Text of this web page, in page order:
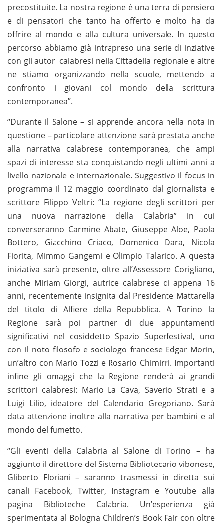
precostituite. La nostra regione è una terra di pensiero
e di pensatori che tanto ha offerto e molto ha da
offrire al mondo e alla cultura universale. In questo
percorso abbiamo già intrapreso una serie di inziative
con gli autori calabresi nella Cittadella regionale e altre
ne stiamo organizzando nella scuole, mettendo a
confronto i giovani col mondo della scrittura
contemporanea”.
“Durante il Salone – si apprende ancora nella nota in
questione – particolare attenzione sarà prestata anche
alla narrativa calabrese contemporanea, che ampi
spazi di interesse sta conquistando negli ultimi anni a
livello nazionale e internazionale. Suggestivo il focus in
programma il 12 maggio coordinato dal giornalista e
scrittore Filippo Veltri: “La regione degli scrittori per
una nuova narrazione della Calabria” in cui
converseranno Carmine Abate, Giuseppe Aloe, Paola
Bottero, Giacchino Criaco, Domenico Dara, Nicola
Fiorita, Mimmo Gangemi e Olimpio Talarico. A questa
iniziativa sarà presente, oltre all’Assessore Corigliano,
anche Miriam Giorgi, autrice calabrese di appena 16
anni, recentemente insignita dal Presidente Mattarella
del titolo di Alfiere della Repubblica. A Torino la
Regione sarà poi partner di due appuntamenti
significativi nel cosiddetto Spazio Superfestival, uno
con il noto filosofo e sociologo francese Edgar Morin,
un’altro con Mario Tozzi e Rosario Chimirri. Importanti
infine gli omaggi che la Regione renderà ai grandi
scrittori calabresi: Mario La Cava, Saverio Strati e a
Luigi Lilio, ideatore del Calendario Gregoriano. Sarà
data attenzione inoltre alla narrativa per bambini e al
mondo del fumetto.
“Gli eventi della Calabria al Salone di Torino – ha
aggiunto il direttore del Sistema Bibliotecario vibonese,
Gliberto Floriani – saranno trasmessi in diretta sui
canali Facebook, Twitter, Instagram e Youtube alla
pagina Biblioteche Calabria. Un’esperienza già
sperimentata al Bologna Children’s Book Fair con oltre